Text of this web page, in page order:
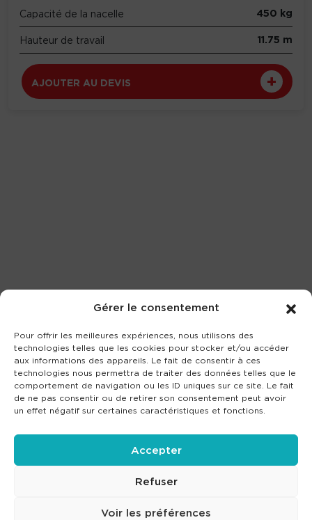
Gérer le consentement
Pour offrir les meilleures expériences, nous utilisons des
technologies telles que les cookies pour stocker et/ou accéder
aux informations des appareils. Le fait de consentir à ces
technologies nous permettra de traiter des données telles que le
comportement de navigation ou les ID uniques sur ce site. Le fait
de ne pas consentir ou de retirer son consentement peut avoir
un effet négatif sur certaines caractéristiques et fonctions.
Accepter
Refuser
Voir les préférences
Capacité de la nacelle 450 kg
Hauteur de travail 11.75 m
AJOUTER AU DEVIS